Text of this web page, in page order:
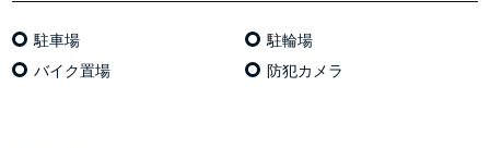
駐車場
駐輪場
バイク置場
防犯カメラ